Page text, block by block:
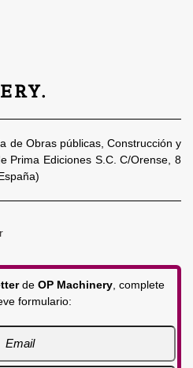
de Obras públicas, Construcción y
Prima Ediciones S.C. C/Orense, 8
de OP Machinery, complete
formulario: